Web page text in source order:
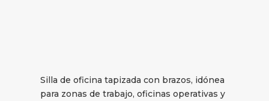
Silla de oficina tapizada con brazos, idónea
para zonas de trabajo, oficinas operativas y